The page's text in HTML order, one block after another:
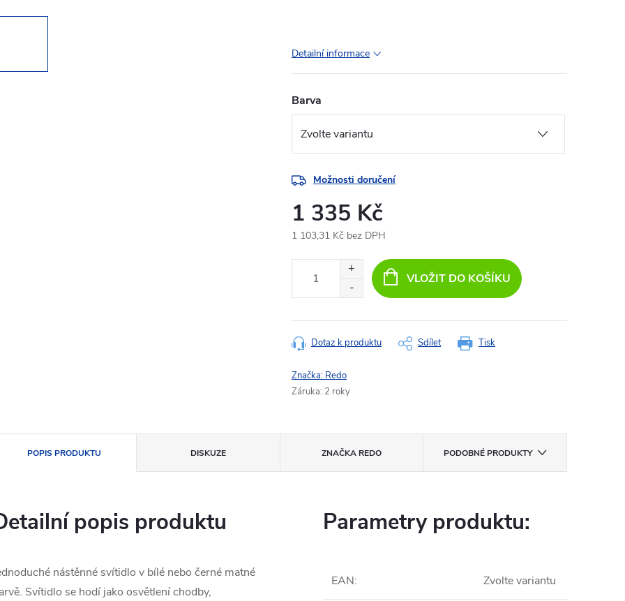
Detailní informace
Barva
Možnosti doručení
1 335 Kč
1 103,31 Kč bez DPH
VLOŽIT DO KOŠÍKU
Tisk
Dotaz k produktu Sdílet
Značka: Redo
Záruka: 2 roky
POPIS PRODUKTU DISKUZE ZNAČKAREDO PODOBNÉ PRODUKTY
popis produktu
nástěnné svítidlo v bílé nebo černé matné
Svítidlo se hodí jako osvětlení chodby,
Parametry produktu:
EAN: Zvolte variantu